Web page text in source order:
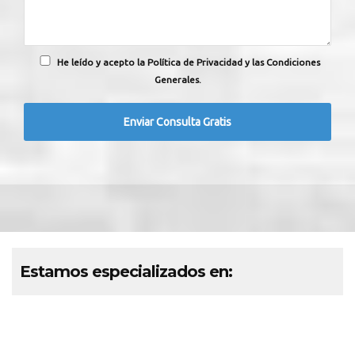
He leído y acepto la Política de Privacidad y las Condiciones
Generales.
Estamos especializados en: